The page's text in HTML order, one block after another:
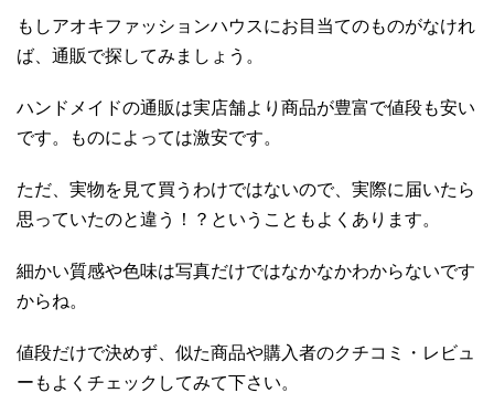
もしアオキファッションハウスにお目当てのものがなけれ
ば、通販で探してみましょう。
ハンドメイドの通販は実店舗より商品が豊富で値段も安い
です。ものによっては激安です。
ただ、実物を見て買うわけではないので、実際に届いたら
思っていたのと違う！？ということもよくあります。
細かい質感や色味は写真だけではなかなかわからないです
からね。
値段だけで決めず、似た商品や購入者のクチコミ・レビュ
ーもよくチェックしてみて下さい。